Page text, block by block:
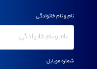
نام و نام خانوادگی
شماره موبایل